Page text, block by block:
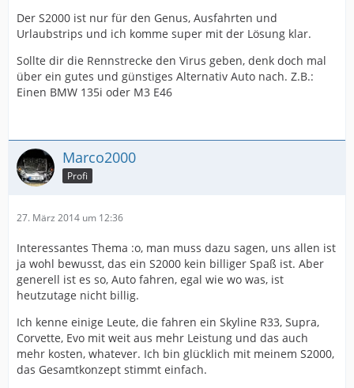
Der S2000 ist nur für den Genus, Ausfahrten und
Urlaubstrips und ich komme super mit der Lösung klar.
Sollte dir die Rennstrecke den Virus geben, denk doch mal
über ein gutes und günstiges Alternativ Auto nach. Z.B.:
Einen BMW 135i oder M3 E46
Marco2000
Profi
27. März 2014 um 12:36
Interessantes Thema :o, man muss dazu sagen, uns allen ist
ja wohl bewusst, das ein S2000 kein billiger Spaß ist. Aber
generell ist es so, Auto fahren, egal wie wo was, ist
heutzutage nicht billig.
Ich kenne einige Leute, die fahren ein Skyline R33, Supra,
Corvette, Evo mit weit aus mehr Leistung und das auch
mehr kosten, whatever. Ich bin glücklich mit meinem S2000,
das Gesamtkonzept stimmt einfach.